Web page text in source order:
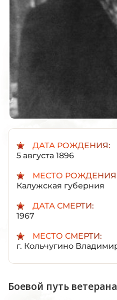
ДАТА РОЖДЕНИЯ:
5 августа 1896
МЕСТО
Калужская губерния
ДАТА СМЕРТИ:
1967
МЕСТО СМЕРТИ:
г. Кольчугино
Боевой путь ветерана